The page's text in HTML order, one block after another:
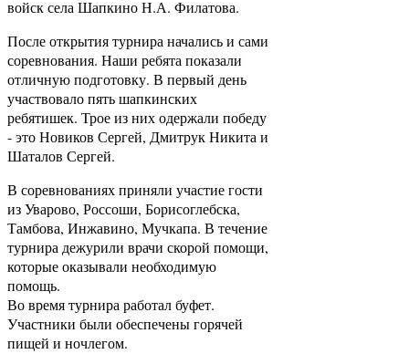
войск села Шапкино Н.А. Филатова.
После открытия турнира начались и сами
соревнования. Наши ребята показали
отличную подготовку. В первый день
участвовало пять шапкинских
ребятишек. Трое из них одержали победу
- это Новиков Сергей, Дмитрук Никита и
Шаталов Сергей.
В соревнованиях приняли участие гости
из Уварово, Россоши, Борисоглебска,
Тамбова, Инжавино, Мучкапа. В течение
турнира дежурили врачи скорой помощи,
которые оказывали необходимую
помощь.
Во время турнира работал буфет.
Участники были обеспечены горячей
пищей и ночлегом.